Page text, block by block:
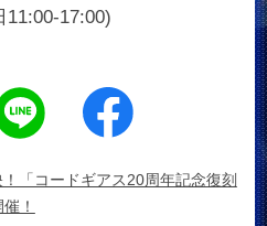
17:00)
「コードギアス20周年記念復刻
！